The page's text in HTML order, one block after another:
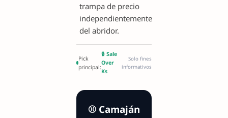
trampa de precio
independientemente
del abridor.
Pick
principal:
🔒 Sale
Over
Ks
Solo fines
informativos
⚾ Camaján